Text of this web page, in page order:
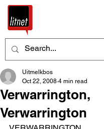
Verwarrington,
Verwarrington
Uitmelkbos
Oct 22, 2008 4 min read